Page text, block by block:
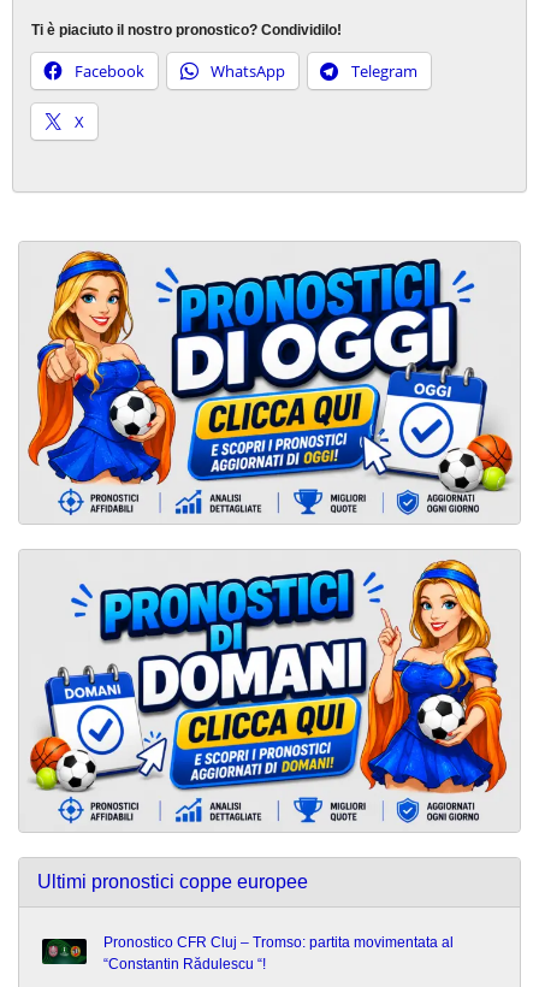
Ti è piaciuto il nostro pronostico? Condividilo!
Facebook WhatsApp Telegram
X
Ultimi pronostici coppe europee
Pronostico CFR Cluj – Tromso: partita movimentata al
“Constantin Rădulescu “!